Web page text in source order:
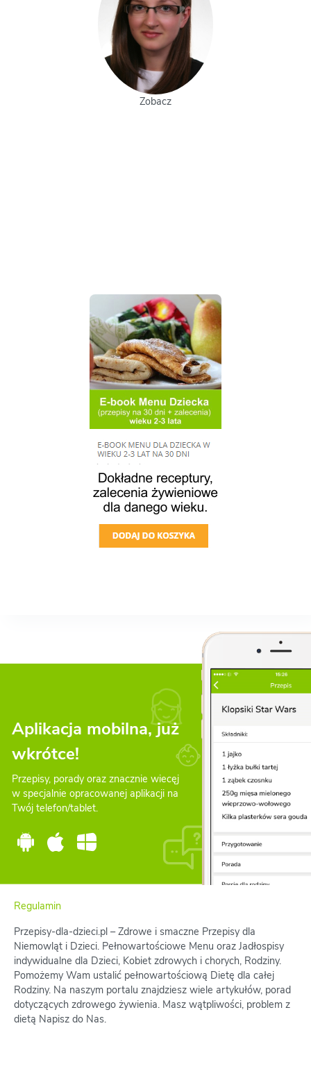
Aplikacja mobilna, już
wkrótce!
Przepisy, porady oraz znacznie wiecęj
w specjalnie opracowanej aplikacji na
Twój telefon/tablet.
Regulamin
Przepisy-dla-dzieci.pl – Zdrowe i smaczne Przepisy dla
Niemowląt i Dzieci. Pełnowartościowe Menu oraz Jadłospisy
indywidualne dla Dzieci, Kobiet zdrowych i chorych, Rodziny.
Pomożemy Wam ustalić pełnowartościową Dietę dla całej
Rodziny. Na naszym portalu znajdziesz wiele artykułów, porad
dotyczących zdrowego żywienia. Masz wątpliwości, problem z
dietą Napisz do Nas.